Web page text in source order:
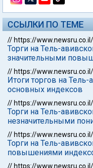
ССЫЛКИ ПО ТЕМЕ
// https://www.newsru.co.il/
Торги на Тель-
значительными
// https://www.newsru.co.il/
Итоги торгов на
основных индексов
// https://www.newsru.co.il/
Торги на Тель-
незначительными
// https://www.newsru.co.il/
Торги на Тель-
повышениями
// https://www.newsru.co.il/